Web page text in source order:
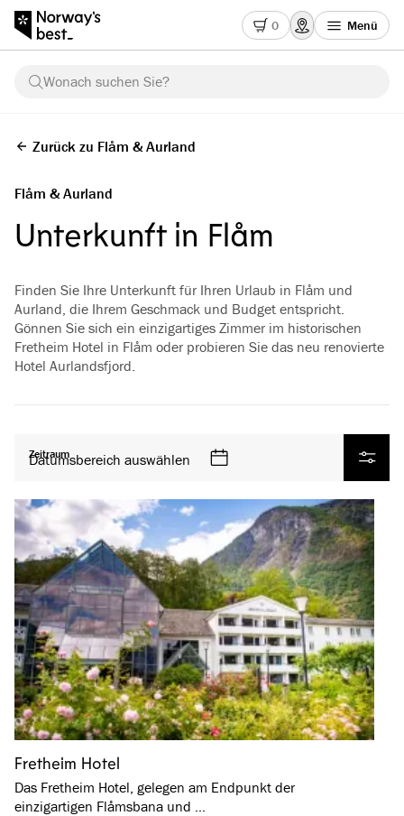
0 Menü
Wonach suchen Sie?
Zurück zu Flåm & Aurland
Flåm & Aurland
Unterkunft in Flåm
Finden Sie Ihre Unterkunft für Ihren Urlaub in Flåm und
Aurland, die Ihrem Geschmack und Budget entspricht.
Gönnen Sie sich ein einzigartiges Zimmer im historischen
Fretheim Hotel in Flåm oder probieren Sie das neu renovierte
Hotel Aurlandsfjord.
Filter
Zeitraum
Datumsbereich auswählen
Fretheim Hotel
Das Fretheim Hotel, gelegen am Endpunkt der
einzigartigen Flåmsbana und …